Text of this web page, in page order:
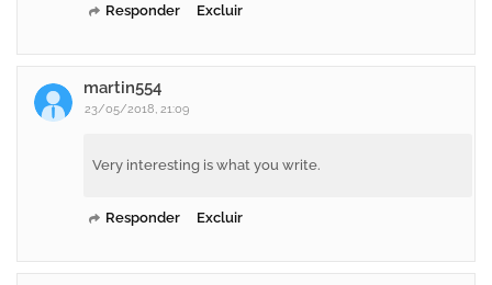
Responder Excluir
martin554
23/05/2018, 21:09
Very interesting is what you write.
Responder Excluir